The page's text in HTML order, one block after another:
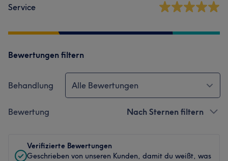
Service
Bewertungen filtern
Behandlung Alle Bewertungen
Bewertung Nach Sternen filtern
Verifizierte Bewertungen
Geschrieben von unseren Kunden, damit du weißt, was